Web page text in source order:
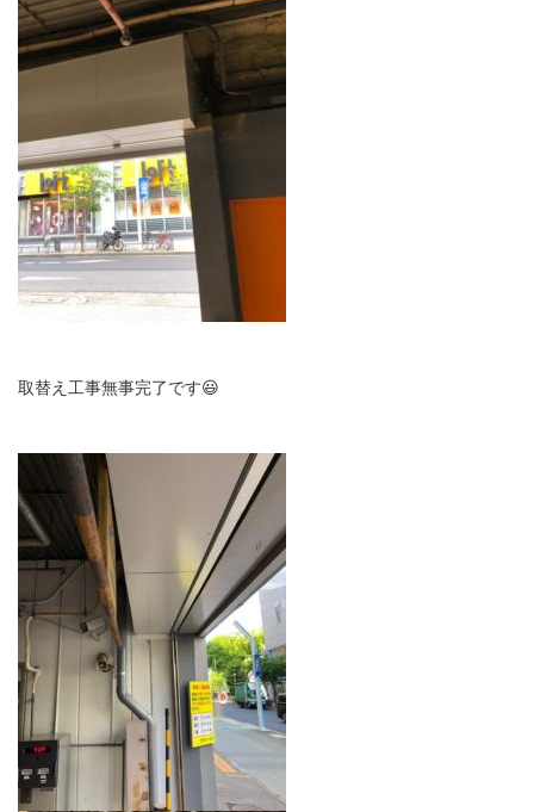
取替え工事無事完了です😃